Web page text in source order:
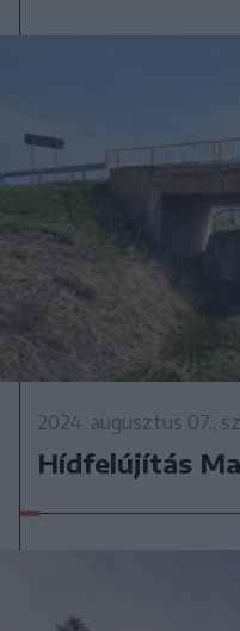
2024. augusztus 07.,
Hídfelújítás